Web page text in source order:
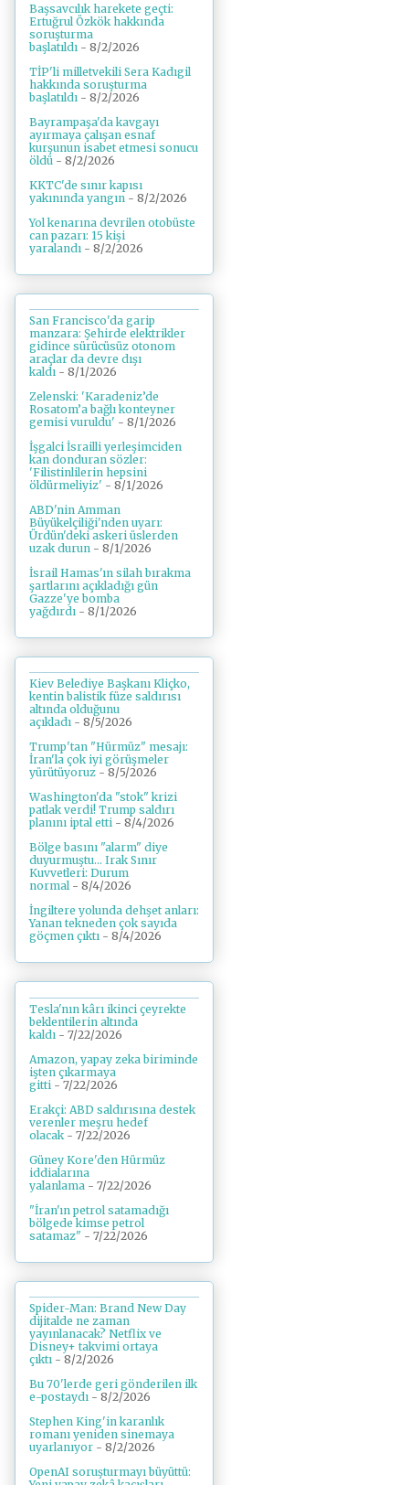
Başsavcılık harekete geçti:
Ertuğrul Özkök hakkında
soruşturma
başlatıldı - 8/2/2026
TİP'li milletvekili Sera Kadıgil
hakkında soruşturma
başlatıldı - 8/2/2026
Bayrampaşa'da kavgayı
ayırmaya çalışan esnaf
kurşunun isabet etmesi sonucu
öldü - 8/2/2026
KKTC'de sınır kapısı
yakınında yangın - 8/2/2026
Yol kenarına devrilen otobüste
can pazarı: 15 kişi
yaralandı - 8/2/2026
San Francisco'da garip
manzara: Şehirde elektrikler
gidince sürücüsüz otonom
araçlar da devre dışı
kaldı - 8/1/2026
Zelenski: 'Karadeniz’de
Rosatom’a bağlı konteyner
gemisi vuruldu' - 8/1/2026
İşgalci İsrailli yerleşimciden
kan donduran sözler:
'Filistinlilerin hepsini
öldürmeliyiz' - 8/1/2026
ABD'nin Amman
Büyükelçiliği'nden uyarı:
Ürdün'deki askeri üslerden
uzak durun - 8/1/2026
İsrail Hamas'ın silah bırakma
şartlarını açıkladığı gün
Gazze'ye bomba
yağdırdı - 8/1/2026
Kiev Belediye Başkanı Kliçko,
kentin balistik füze saldırısı
altında olduğunu
açıkladı - 8/5/2026
Trump'tan "Hürmüz" mesajı:
İran'la çok iyi görüşmeler
yürütüyoruz - 8/5/2026
Washington'da "stok" krizi
patlak verdi! Trump saldırı
planını iptal etti - 8/4/2026
Bölge basını "alarm" diye
duyurmuştu... Irak Sınır
Kuvvetleri: Durum
normal - 8/4/2026
İngiltere yolunda dehşet anları:
Yanan tekneden çok sayıda
göçmen çıktı - 8/4/2026
Tesla'nın kârı ikinci çeyrekte
beklentilerin altında
kaldı - 7/22/2026
Amazon, yapay zeka biriminde
işten çıkarmaya
gitti - 7/22/2026
Erakçi: ABD saldırısına destek
verenler meşru hedef
olacak - 7/22/2026
Güney Kore'den Hürmüz
iddialarına
yalanlama - 7/22/2026
"İran'ın petrol satamadığı
bölgede kimse petrol
satamaz" - 7/22/2026
Spider-Man: Brand New Day
dijitalde ne zaman
yayınlanacak? Netflix ve
Disney+ takvimi ortaya
çıktı - 8/2/2026
Bu 70'lerde geri gönderilen ilk
e-postaydı - 8/2/2026
Stephen King'in karanlık
romanı yeniden sinemaya
uyarlanıyor - 8/2/2026
OpenAI soruşturmayı büyüttü: